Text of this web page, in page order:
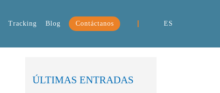
Tracking Blog Contáctanos ES
ÚLTIMAS ENTRADAS